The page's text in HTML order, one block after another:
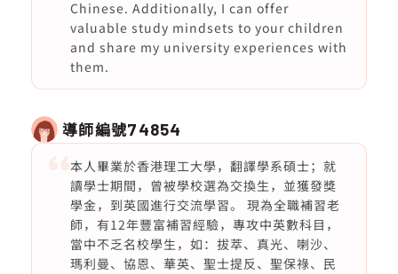
Chinese. Additionally, I can offer
valuable study mindsets to your children
and share my university experiences with
them.
導師編號74854
本人畢業於香港理工大學，翻譯學系碩士；就
讀學士期間，曾被學校選為交換生，並獲發獎
學金，到英國進行交流學習。 現為全職補習老
師，有12年豐富補習經驗，專攻中英數科目，
當中不乏名校學生，如：拔萃、真光、喇沙、
瑪利曼、協恩、華英、聖士提反、聖保祿、民